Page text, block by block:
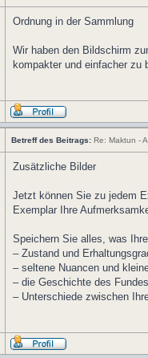
Ordnung in der Sammlung
Wir haben den Bildschirm
kompakter und einfacher zu
Betreff des Beitrags: Re: Maktun -
Zusätzliche Bilder
Jetzt können Sie zu jedem
Exemplar Ihre
Speichern Sie alles, was
– Zustand und
– seltene Nuancen und
– die Geschichte des
– Unterschiede zwischen